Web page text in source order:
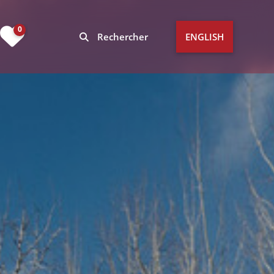
(current)
0
Rechercher ENGLISH